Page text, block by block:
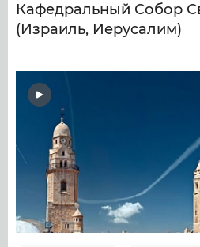
Кафедральный Собор
(Израиль, Иерусалим)